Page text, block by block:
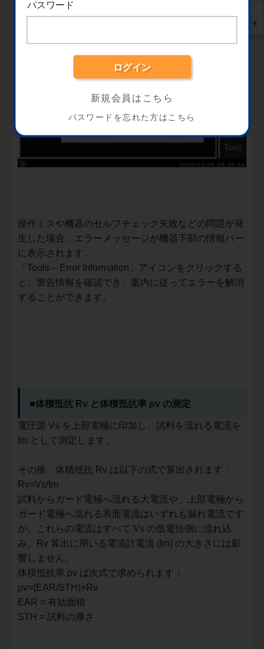
パスワード
新規会員はこちら
パスワードを忘れた方はこちら
操作ミスや機器のセルフチェック失敗などの問題が発
生した場合、エラーメッセージが機器下部の情報バー
に表示されます。
「Tools – Error Information」アイコンをクリックする
と、警告情報を確認でき、案内に従ってエラーを解消
することができます。
■体積抵抗 Rv と体積抵抗率 ρv の測定
電圧源 Vs を上部電極に印加し、試料を流れる電流を
Im として測定します。
その後、体積抵抗 Rv は以下の式で算出されます：
Rv=Vs/ m
​試料からガード電極へ流れる大電流や、上部電極から
ガード電極へ流れる表面電流はいずれも漏れ電流です
が、これらの電流はすべて Vs の低電位側に流れ込
み、Rv 算出に用いる電流計電流 (Im) の大きさには影
響しません。
体積抵抗率 ρv は次式で求められます：
ρv=(EA R​/ST H)× Rv
EAR = 有効面積
STH = 試料の厚さ
サポート